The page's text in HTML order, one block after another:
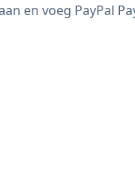
en voeg PayPal